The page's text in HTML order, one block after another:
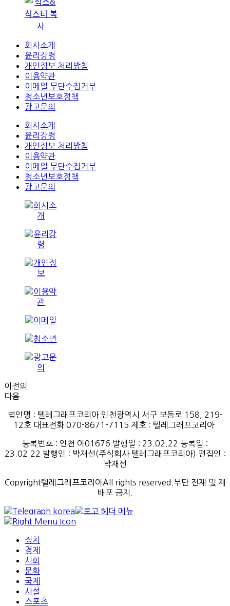
회사소개
윤리강령
개인정보 처리방침
이용약관
이메일 무단수집거부
청소년보호정책
광고문의
회사소개
윤리강령
개인정보 처리방침
이용약관
이메일 무단수집거부
청소년보호정책
광고문의
이전의
다음
법인명 : 텔레그래프코리아 인천광역시 서구 보듬로 158, 219-
12호 대표전화 070-8671-7115 제호 : 텔레그래프코리아
등록번호 : 인천 아01676 발행일 : 23.02.22 등록일 :
23.02.22 발행인 : 박재선(주식회사텔레그래프코리아) 편집인 :
박재선
Copyright텔레그래프코리아All rights reserved.무단 전재 및 재
배포 금지.
정치
경제
사회
문화
국제
사설
스포츠